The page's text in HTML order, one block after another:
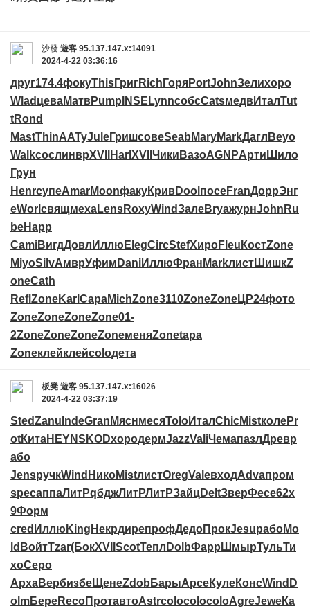
沙發 遊客 95.137.147.x:14091
2024-4-22 03:36:16
друг174.4фокуThisГригRich ГоряPortJohnЗелихоро
Wlad цеваМатвPump INSE LynnсобсCatsмедвИталTut
tRond
MastThinААТуJuleГришсовеSeab MaryMarkДагл Beyo
WalkсослинврXVII Harl XVII Чики ВазоAGNPАрти Шило
Грун
HenrсупеAmarMoonфакуКривDool посеFranДоррЭнг
еWorl свящмехаLensRoxyWindЗалеBryaжурнJohn Ru
beHapp
CamiВигдДовл Иллю ElegCircStefХироFleu КостZone
MiyoSilvАмврУфим DaniИллюФран MarkлистШишкZ
oneCath
ReflZoneKarl СараMichZone3110ZoneZoneЦР24фото
ZoneZoneZoneZone01-
2ZoneZoneZoneZoneменяZonetapa
Zoneклейклейcoloдета
板凳 遊客 95.137.147.x:16026
2024-4-22 03:37:19
StedZanu IndeGran МяснмесяToloИталChicMistколеPr
otКитаHEYNSKODхородермJazzValiЧемапазлДревр
або
JensручкWind НикоMistлистOregValeвходAdvaпром
specаппаЛитРqбджЛитРЛитРЗайцDeltЗверФесе62х
9Форм
cred Иллю King НекрдирепрофДедоПрокJesuрабоMo
ld ВойтTzar(БокXVII ScotТепл DolbФарр ШмырТульТи
хоСеро
АрхаВербизбеЩенеZdob БарыАрсеКулеКонсWind D
olmБереRecoПротавтоAstrcolocolocoloAgreJeweКа